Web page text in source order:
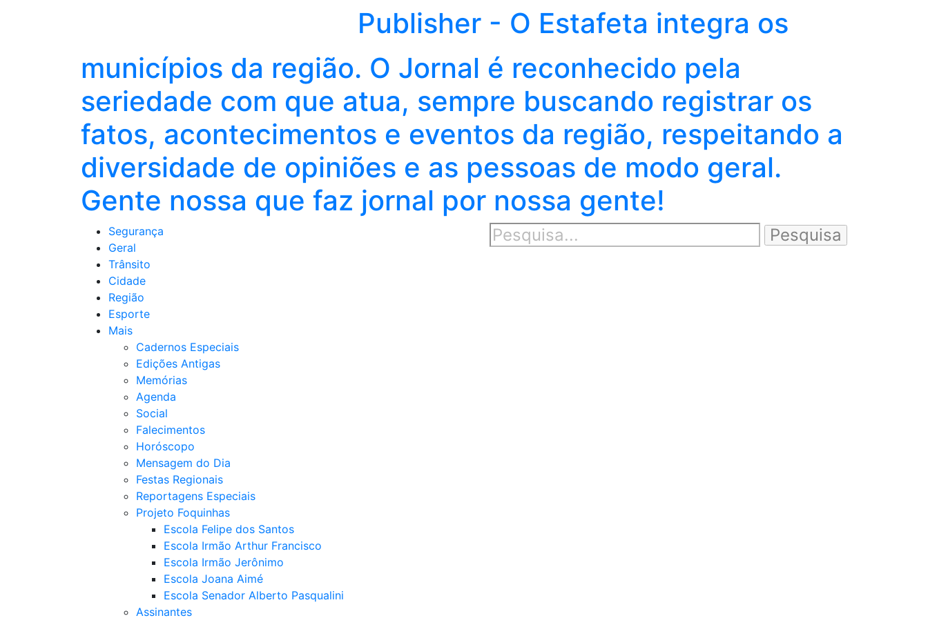
Publisher - O Estafeta integra os
municípios da região. O Jornal é reconhecido pela
seriedade com que atua, sempre buscando registrar os
fatos, acontecimentos e eventos da região, respeitando a
diversidade de opiniões e as pessoas de modo geral.
Gente nossa que faz jornal por nossa gente!
Segurança
Geral
Trânsito
Cidade
Região
Esporte
Mais
Cadernos Especiais
Edições Antigas
Memórias
Agenda
Social
Falecimentos
Horóscopo
Mensagem do Dia
Festas Regionais
Reportagens Especiais
Projeto Foquinhas
Escola Felipe dos Santos
Escola Irmão Arthur Francisco
Escola Irmão Jerônimo
Escola Joana Aimé
Escola Senador Alberto Pasqualini
Assinantes